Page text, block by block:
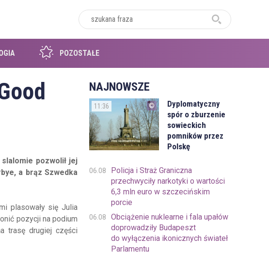
POZOSTAŁE
pozwolił jej
a brąz Szwedka
plasowały się Julia
pozycji na podium
trasę drugiej części
NAJNOWSZE
11:36
Dyplomatyczny
spór o zburzenie
sowieckich
pomników przez
Polskę
06.08
Policja i Straż Graniczna
przechwyciły narkotyki o wartości
6,3 mln euro w szczecińskim
porcie
06.08
Obciążenie nuklearne i fala upałów
doprowadziły Budapeszt
do wyłączenia ikonicznych świateł
Parlamentu